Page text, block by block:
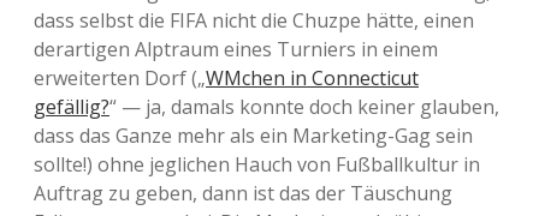
dass selbst die FIFA nicht die Chuzpe hätte, einen
derartigen Alptraum eines Turniers in einem
erweiterten Dorf („WMchen in Connecticut
gefällig?“ — ja, damals konnte doch keiner glauben,
dass das Ganze mehr als ein Marketing-Gag sein
sollte!) ohne jeglichen Hauch von Fußballkultur in
Auftrag zu geben, dann ist das der Täuschung